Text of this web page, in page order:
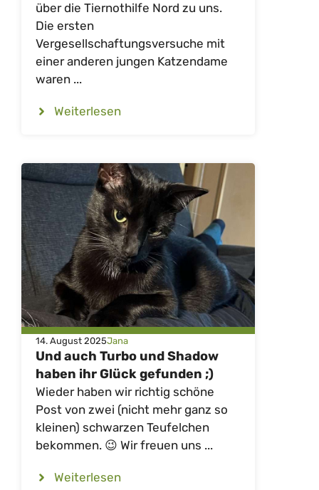
über die Tiernothilfe Nord zu uns.
Die ersten
Vergesellschaftungsversuche mit
einer anderen jungen Katzendame
waren ...
Weiterlesen
14. August 2025Jana
Und auch Turbo und Shadow
haben ihr Glück gefunden ;)
Wieder haben wir richtig schöne
Post von zwei (nicht mehr ganz so
kleinen) schwarzen Teufelchen
bekommen. 😉 Wir freuen uns ...
Weiterlesen